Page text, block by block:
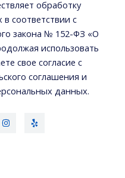
обработку
соответствии с
закона № 152-ФЗ «О
использовать
свое согласие с
соглашения и
данных.